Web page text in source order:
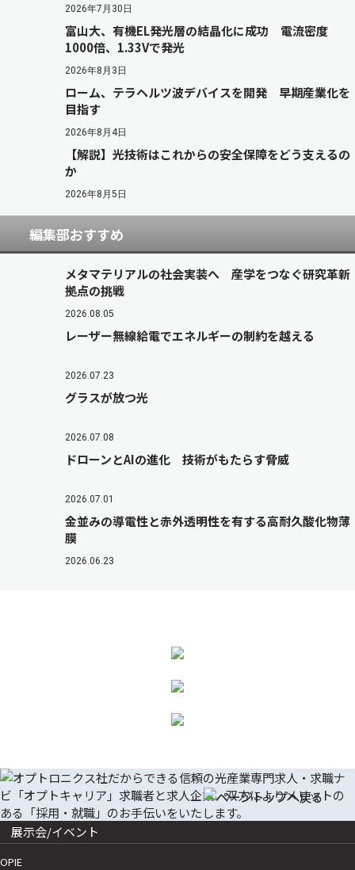
2026年7月30日
富山大、有機EL発光層の結晶化に成功 電流密度
1000倍、1.33Vで発光
2026年8月3日
ローム、テラヘルツ波デバイスを開発 早期産業化を
目指す
2026年8月4日
【解説】光技術はこれからの安全保障をどう支えるの
か
2026年8月5日
編集部おすすめ
メタマテリアルの社会実装へ 産学をつなぐ研究革新
拠点の挑戦
2026.08.05
レーザー無線給電でエネルギーの制約を越える
2026.07.23
グラスが放つ光
2026.07.08
ドローンとAIの進化 技術がもたらす脅威
2026.07.01
金並みの導電性と赤外透明性を有する高耐久酸化物薄
膜
2026.06.23
展示会/イベント
OPIE